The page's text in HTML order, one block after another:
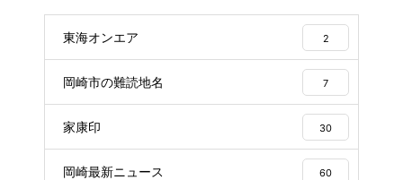
東海オンエア 2
岡崎市の難読地名 7
家康印 30
岡崎最新ニュース 60